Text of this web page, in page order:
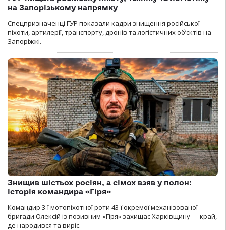
на Запорізькому напрямку
Спецпризначенці ГУР показали кадри знищення російської
піхоти, артилерії, транспорту, дронів та логістичних об’єктів на
Запоріжжі.
Знищив шістьох росіян, а сімох взяв у полон:
історія командира «Гіря»
Командир 3-ї мотопіхотної роти 43-ї окремої механізованої
бригади Олексій із позивним «Гіря» захищає Харківщину — край,
де народився та виріс.